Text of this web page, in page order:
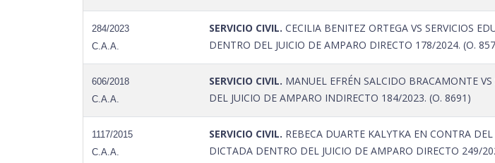
284/2023
C.A.A.
SERVICIO CIVIL. CECILIA BENITEZ ORTEGA VS SERVICIOS
DENTRO DEL JUICIO DE AMPARO DIRECTO 178/2024. (O.
606/2018
C.A.A.
SERVICIO CIVIL. MANUEL EFRÉN SALCIDO BRACAMONTE
DEL JUICIO DE AMPARO INDIRECTO 184/2023. (O. 8691)
1117/2015
C.A.A.
SERVICIO CIVIL. REBECA DUARTE KALYTKA EN CONTRA
DICTADA DENTRO DEL JUICIO DE AMPARO DIRECTO 249/